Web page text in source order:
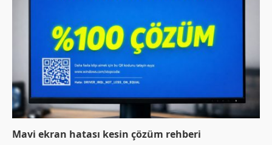
Mavi ekran hatası kesin çözüm rehberi